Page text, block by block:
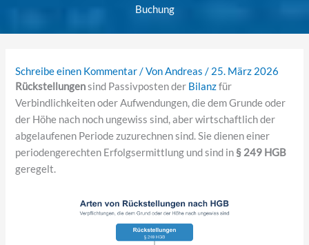
Buchung
Schreibe einen Kommentar / VonAndreas/ 25. März 2026
Rückstellungensind Passivposten der Bilanzfür
Verbindlichkeiten oder Aufwendungen, die dem Grunde oder
der Höhe nach noch ungewiss sind, aber wirtschaftlich der
abgelaufenen Periode zuzurechnen sind. Sie dienen einer
periodengerechten Erfolgsermittlung und sind in § 249 HGB
geregelt.